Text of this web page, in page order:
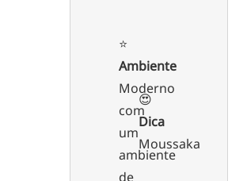
⭐️
Ambiente
Moderno
com
um
ambiente
de
😍
Dica
Moussaka